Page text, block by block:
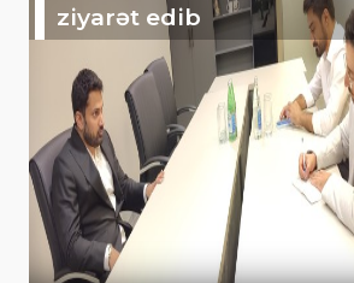
ziyarət edib